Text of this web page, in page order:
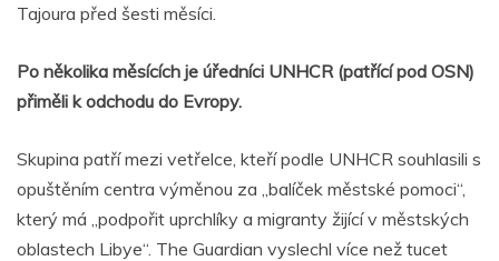
Tajoura před šesti měsíci.
Po několika měsících je úředníci UNHCR (patřící pod OSN)
přiměli k odchodu do Evropy.
Skupina patří mezi vetřelce, kteří podle UNHCR souhlasili s
opuštěním centra výměnou za „balíček městské pomoci“,
který má „podpořit uprchlíky a migranty žijící v městských
oblastech Libye“. The Guardian vyslechl více než tucet